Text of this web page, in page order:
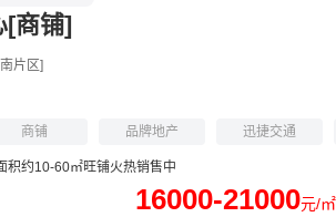
[商铺]
片区]
商铺 品牌地产 迅捷交通
积约10-60㎡旺铺火热销售中
16000-21000元/㎡